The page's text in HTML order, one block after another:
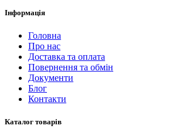
Інформація
Головна
Про нас
Доставка та оплата
Повернення та обмін
Документи
Блог
Контакти
Каталог товарів